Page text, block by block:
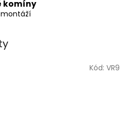
komíny
Kód: VR9